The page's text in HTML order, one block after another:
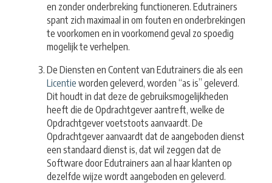
en zonder onderbreking functioneren. Edutrainers
spant zich maximaal in om fouten en onderbrekingen
te voorkomen en in voorkomend geval zo spoedig
mogelijk te verhelpen.
De Diensten en Content van Edutrainers die als een
Licentie worden geleverd, worden “as is” geleverd.
Dit houdt in dat deze de gebruiksmogelijkheden
heeft die de Opdrachtgever aantreft, welke de
Opdrachtgever voetstoots aanvaardt. De
Opdrachtgever aanvaardt dat de aangeboden dienst
een standaard dienst is, dat wil zeggen dat de
Software door Edutrainers aan al haar klanten op
dezelfde wijze wordt aangeboden en geleverd.